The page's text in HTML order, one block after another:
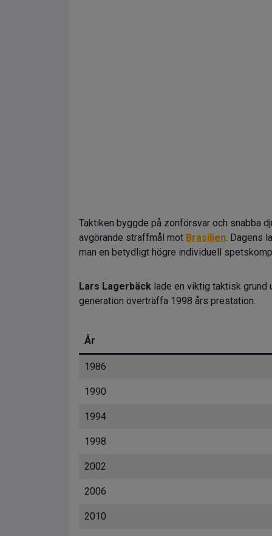
Taktiken byggde på zonförsvar och snabba
avgörande straffmål mot Brasilien. Dagens
man en betydligt högre individuell
Lars Lagerbäck lade en viktig taktisk grund
generation överträffa 1998 års prestation.
År
1986
1990
1994
1998
2002
2006
2010